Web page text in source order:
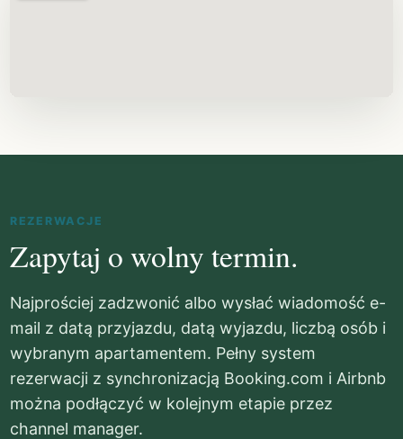
REZERWACJE
Zapytaj o wolny termin.
Najprościej zadzwonić albo wysłać wiadomość e-
mail z datą przyjazdu, datą wyjazdu, liczbą osób i
wybranym apartamentem. Pełny system
rezerwacji z synchronizacją Booking.com i Airbnb
można podłączyć w kolejnym etapie przez
channel manager.